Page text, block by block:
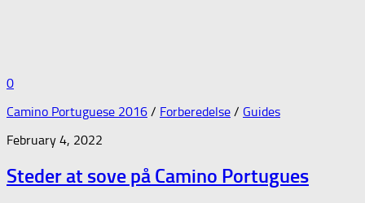
0
Camino Portuguese 2016 / Forberedelse / Guides
February 4, 2022
Steder at sove på Camino Portugues